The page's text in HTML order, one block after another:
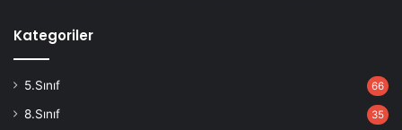
Kategoriler
5.Sınıf 66
8.Sınıf 35